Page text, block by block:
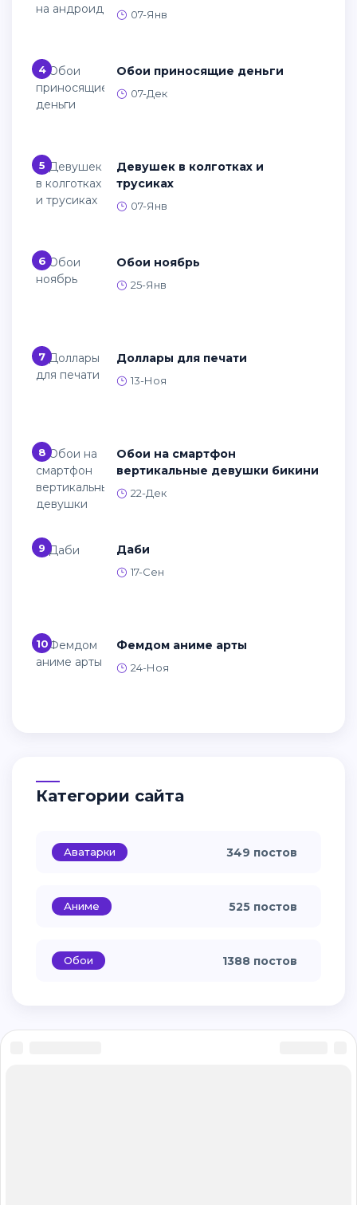
07-Янв
4 Обои приносящие деньги
07-Дек
5
Девушек в колготках и
трусиках
07-Янв
6 Обои ноябрь
25-Янв
7 Доллары для печати
13-Ноя
8
Обои на смартфон
вертикальные девушки бикини
22-Дек
9 Даби
17-Сен
10 Фемдом аниме арты
24-Ноя
Категории сайта
Аватарки 349 постов
Аниме 525 постов
Обои 1388 постов